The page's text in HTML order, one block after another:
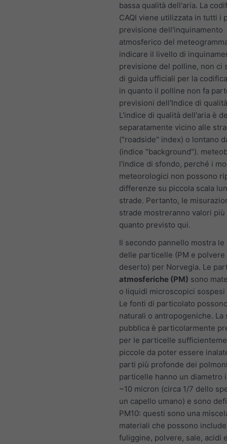
bassa qualità dell'aria. La
CAQI viene utilizzata in tutti i
previsione dell'inquinamento
atmosferico del
indicare il livello di
previsione del polline, non ci
di guida ufficiali per la
in quanto il polline non fa
previsioni dell'Indice di
L'indice di qualità dell'aria è
separatamente vicino alle
("roadside" index) o lontano
(indice "background").
l'indice di sfondo, perché i
meteorologici non possono
differenze su piccola scala
strade. Pertanto, le
strade mostreranno valori più
quanto previsto qui.
Il secondo pannello mostra
delle particelle (PM e polvere
deserto) per Norvegia. Le
atmosferiche (PM) sono
o liquidi microscopici sospesi
Le fonti di particolato
naturali o antropogeniche. La
pubblica è particolarmente
per le particelle
piccole da poter essere
parti più profonde dei
particelle hanno un diametro
~10 micron (circa 1/7 dello
un capello umano) e sono
PM10: questi sono una
materiali che possono
fuliggine, polvere, sale, acidi